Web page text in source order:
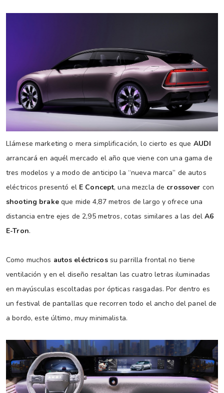
Llámese marketing o mera simplificación, lo cierto es que AUDI
arrancará en aquél mercado el año que viene con una gama de
tres modelos y a modo de anticipo la “nueva marca” de autos
eléctricos presentó el E Concept, una mezcla de crossover con
shooting brakeque mide 4,87 metros de largo y ofrece una
distancia entre ejes de 2,95 metros, cotas similares a las delA6
E-Tron.
Como muchos autos eléctricossu parrilla frontal no tiene
ventilación y en el diseño resaltan las cuatro letras iluminadas
en mayúsculas escoltadas por ópticas rasgadas. Por dentro es
un festival de pantallas que recorren todo el ancho del panel de
a bordo, este último, muy minimalista.